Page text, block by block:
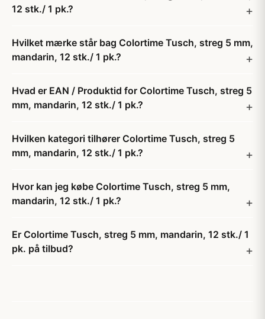
12 stk./ 1 pk.?
Hvilket mærke står bag Colortime Tusch, streg 5 mm,
mandarin, 12 stk./ 1 pk.?
Hvad er EAN / Produktid for Colortime Tusch, streg 5
mm, mandarin, 12 stk./ 1 pk.?
Hvilken kategori tilhører Colortime Tusch, streg 5
mm, mandarin, 12 stk./ 1 pk.?
Hvor kan jeg købe Colortime Tusch, streg 5 mm,
mandarin, 12 stk./ 1 pk.?
Er Colortime Tusch, streg 5 mm, mandarin, 12 stk./ 1
pk. på tilbud?